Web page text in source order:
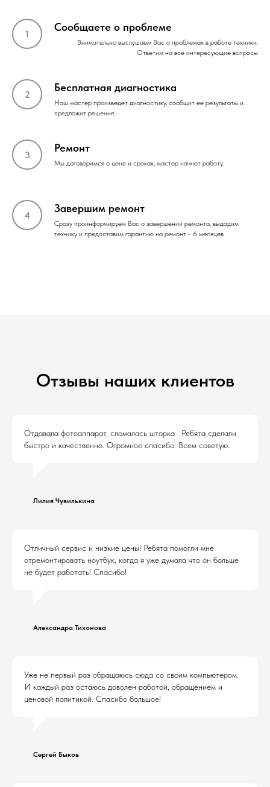
Сообщаете о проблеме
Внимательно выслушаем Вас о проблемах в работе техники.
Ответим на все интересующие вопросы
Бесплатная диагностика
Наш мастер произведет диагностику, сообщит ее результаты и
предложит решение.
Ремонт
Мы договоримся о цене и сроках, мастер начнет работу.
Завершим ремонт
Сразу проинформируем Вас о завершении ремонта, выдадим
технику и предоставим гарантию на ремонт - 6 месяцев
Отзывы наших клиентов
Отдавала фотоаппарат, сломалась шторка . Ребята сделали
быстро и качественно. Огромное спасибо. Всем советую.
Лилия Чувилькина
Отличный сервис и низкие цены! Ребята помогли мне
отремонтировать ноутбук, когда я уже думала что он больше
не будет работать! Спасибо!
Александра Тихонова
Уже не первый раз обращаюсь сюда со своим компьютером.
И каждый раз остаюсь доволен работой, обращением и
ценовой политикой. Спасибо большое!
Сергей Быков